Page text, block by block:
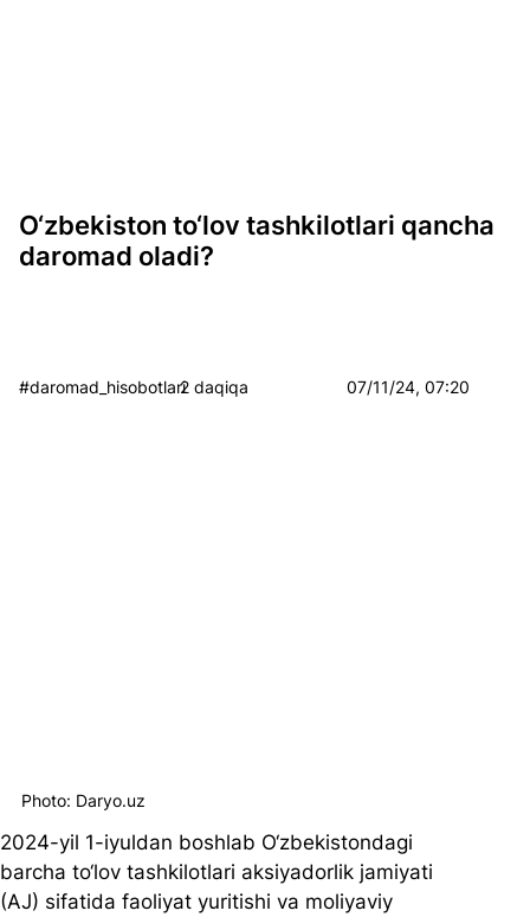
O‘zbekiston to‘lov tashkilotlari qancha
daromad oladi?
#daromad_hisobotlari2 daqiqa 07/11/24, 07:20
2024-yil 1-iyuldan boshlab O‘zbekistondagi
barcha to‘lov tashkilotlari aksiyadorlik jamiyati
(AJ) sifatida faoliyat yuritishi va moliyaviy
Photo: Daryo.uz